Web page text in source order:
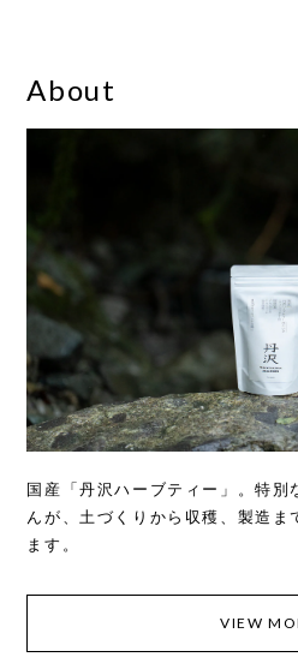
About
国産「丹沢ハーブティー」。特別
んが、土づくりから収穫、製造ま
ます。
VIEW